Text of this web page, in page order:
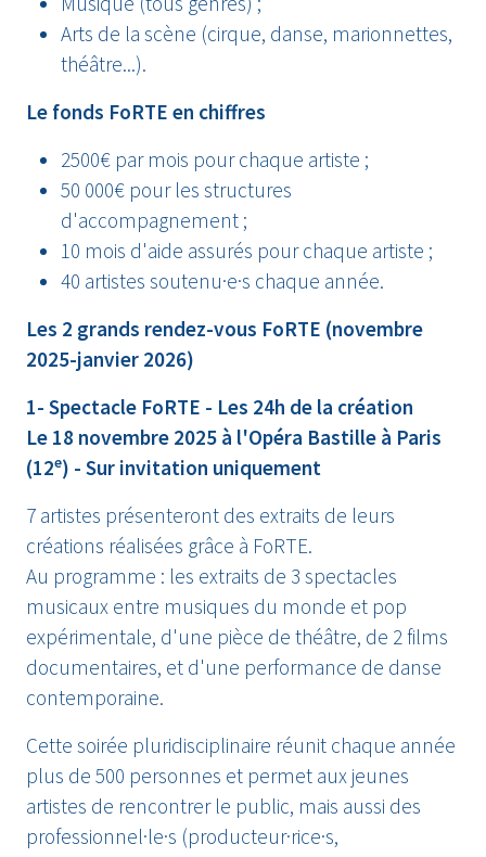
Arts de la scène (cirque, danse, marionnettes,
théâtre...).
Le fonds FoRTE en chiffres
2500€ par mois pour chaque artiste ;
50 000€ pour les structures
d'accompagnement ;
10 mois d'aide assurés pour chaque artiste ;
40 artistes soutenu·e·s chaque année.
Les 2 grands rendez-vous FoRTE (novembre
2025-janvier 2026)
1- Spectacle FoRTE - Les 24h de la création
Le 18 novembre 2025 à l'Opéra Bastille à Paris
(12e) - Sur invitation uniquement
7 artistes présenteront des extraits de leurs
créations réalisées grâce à FoRTE.
Au programme : les extraits de 3 spectacles
musicaux entre musiques du monde et pop
expérimentale, d'une pièce de théâtre, de 2 films
documentaires, et d'une performance de danse
contemporaine.
Cette soirée pluridisciplinaire réunit chaque année
plus de 500 personnes et permet aux jeunes
artistes de rencontrer le public, mais aussi des
professionnel·le·s (producteur·rice·s,